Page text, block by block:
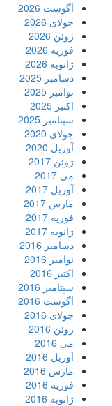
آگوست 2026
جولای 2026
ژوئن 2026
فوریه 2026
ژانویه 2026
دسامبر 2025
نوامبر 2025
اکتبر 2025
سپتامبر 2025
جولای 2020
آوریل 2020
ژوئن 2017
می 2017
آوریل 2017
مارس 2017
فوریه 2017
ژانویه 2017
دسامبر 2016
نوامبر 2016
اکتبر 2016
سپتامبر 2016
آگوست 2016
جولای 2016
ژوئن 2016
می 2016
آوریل 2016
مارس 2016
فوریه 2016
ژانویه 2016